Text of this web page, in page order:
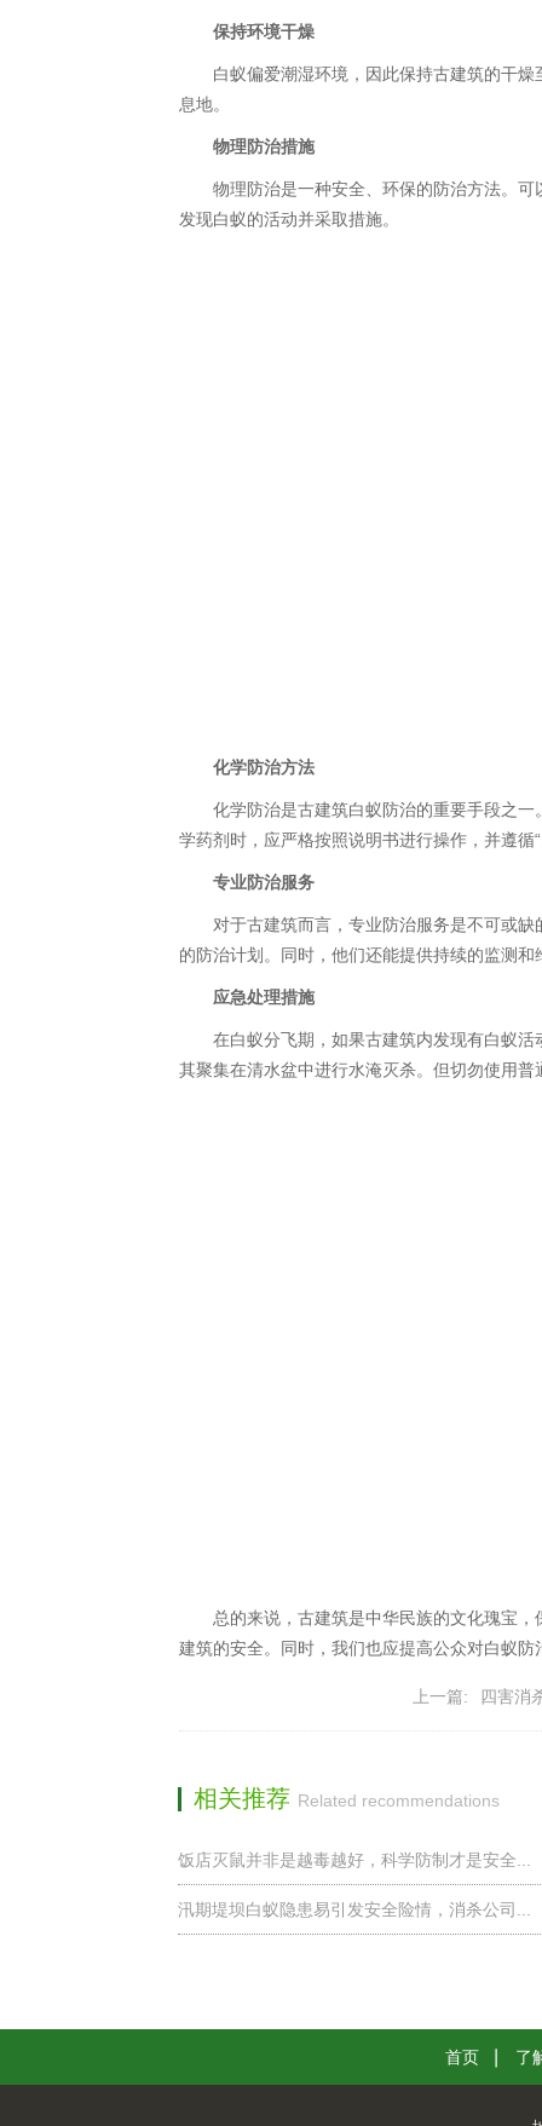
保持环境干燥
白蚁偏爱潮湿环境，因此保持古建筑的干
息地。
物理防治措施
物理防治是一种安全、环保的防治方法。
发现白蚁的活动并采取措施。
化学防治方法
化学防治是古建筑白蚁防治的重要手段之
学药剂时，应严格按照说明书进行操作，并遵循
专业防治服务
对于古建筑而言，专业防治服务是不可或
的防治计划。同时，他们还能提供持续的监测
应急处理措施
在白蚁分飞期，如果古建筑内发现有白蚁
其聚集在清水盆中进行水淹灭杀。但切勿使用
总的来说，古建筑是中华民族的文化瑰宝
建筑的安全。同时，我们也应提高公众对白蚁
上一篇: 四害消
相关推荐 Related recommendations
饭店灭鼠并非是越毒越好，科学防制才是安全...
汛期堤坝白蚁隐患易引发安全险情，消杀公司...
首页 了